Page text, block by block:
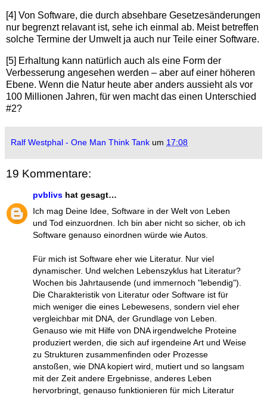
[4] Von Software, die durch absehbare Gesetzesänderungen
nur begrenzt relavant ist, sehe ich einmal ab. Meist betreffen
solche Termine der Umwelt ja auch nur Teile einer Software.
[5] Erhaltung kann natürlich auch als eine Form der
Verbesserung angesehen werden – aber auf einer höheren
Ebene. Wenn die Natur heute aber anders aussieht als vor
100 Millionen Jahren, für wen macht das einen Unterschied
#2?
Ralf Westphal - One Man Think Tank um 17:08
19 Kommentare:
pvblivs hat gesagt…
Ich mag Deine Idee, Software in der Welt von Leben
und Tod einzuordnen. Ich bin aber nicht so sicher, ob ich
Software genauso einordnen würde wie Autos.
Für mich ist Software eher wie Literatur. Nur viel
dynamischer. Und welchen Lebenszyklus hat Literatur?
Wochen bis Jahrtausende (und immernoch "lebendig").
Die Charakteristik von Literatur oder Software ist für
mich weniger die eines Lebewesens, sondern viel eher
vergleichbar mit DNA, der Grundlage von Leben.
Genauso wie mit Hilfe von DNA irgendwelche Proteine
produziert werden, die sich auf irgendeine Art und Weise
zu Strukturen zusammenfinden oder Prozesse
anstoßen, wie DNA kopiert wird, mutiert und so langsam
mit der Zeit andere Ergebnisse, anderes Leben
hervorbringt, genauso funktionieren für mich Literatur